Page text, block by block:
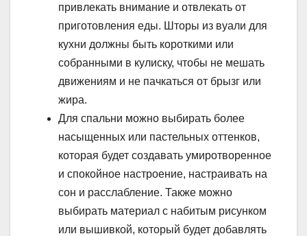
привлекать внимание и отвлекать от
приготовления еды. Шторы из вуали для
кухни должны быть короткими или
собранными в кулиску, чтобы не мешать
движениям и не пачкаться от брызг или
жира.
Для спальни можно выбирать более
насыщенных или пастельных оттенков,
которая будет создавать умиротворенное
и спокойное настроение, настраивать на
сон и расслабление. Также можно
выбирать материал с набитым рисунком
или вышивкой, который будет добавлять